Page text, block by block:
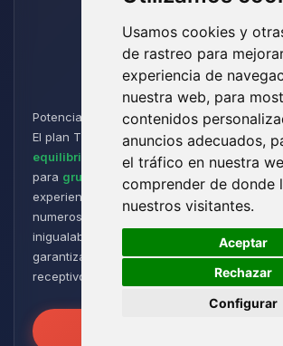
Usamos cookies y
de rastreo para
experiencia de
nuestra web, para
contenidos
anuncios adecuados,
el tráfico en nuestra
comprender de donde
nuestros visitantes.
Aceptar
Rechazar
Configurar
Titan
Potencia y Resistencia para los Aventureros
El plan Titan está diseñado para jugadores
equilibrio perfecto entre rendimiento y
para grupos de tamaño medio a grande ,
experiencia de juego fluida y receptiva,
numerosos plugins y modpacks. Disfruta de
inigualable para sesiones de juego intensas
garantizando que tus mundos
receptivos!